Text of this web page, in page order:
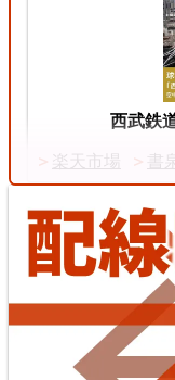
【待望の複線化
イアクセ
4
西武鉄
楽天市場 書